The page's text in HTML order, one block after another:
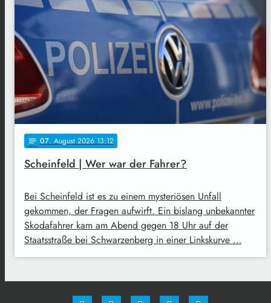
notes 07. August 2026 13:12
Scheinfeld | Wer war der Fahrer?
Bei Scheinfeld ist es zu einem mysteriösen Unfall
gekommen, der Fragen aufwirft. Ein bislang unbekannter
Skodafahrer kam am Abend gegen 18 Uhr auf der
Staatsstraße bei Schwarzenberg in einer Linkskurve …